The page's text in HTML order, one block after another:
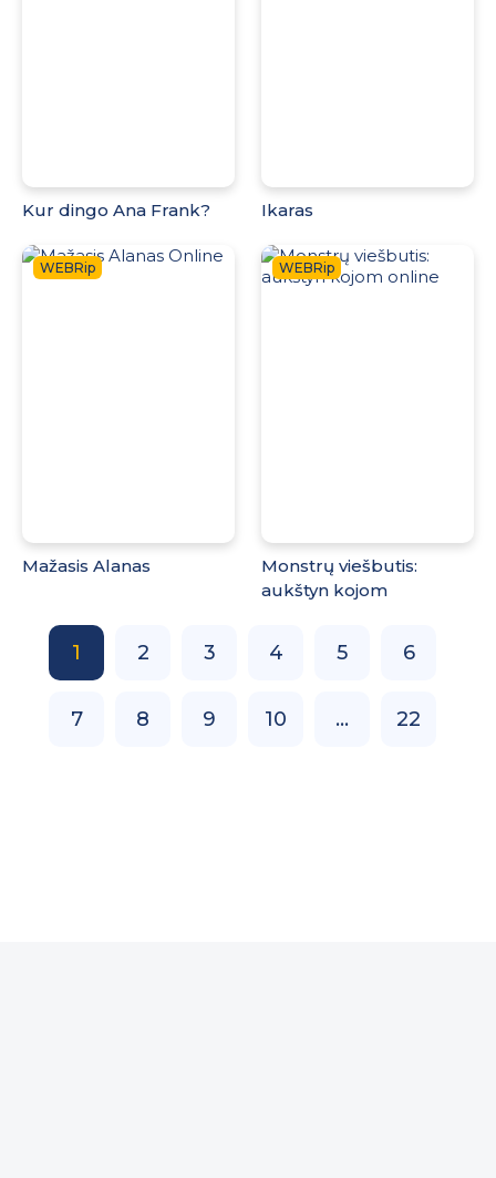
Kur dingo Ana Frank? Ikaras
WEBRip
Mažasis Alanas
WEBRip
Monstrų viešbutis:
aukštyn kojom
1 2 3 4 5 6
7 8 9 10 ... 22